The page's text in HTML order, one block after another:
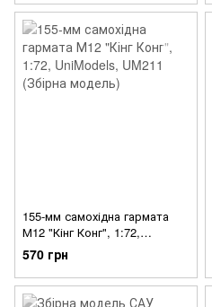
155-мм самохідна гармата
М12 "Кінг Конг", 1:72,
UniModels, UM211 (Збірна
модель)
570 грн